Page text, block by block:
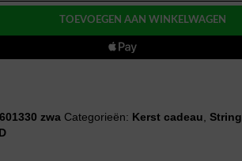
TOEVOEGEN AAN WINKELWAGEN
zwa Categorieën: Kerst cadeau ,String